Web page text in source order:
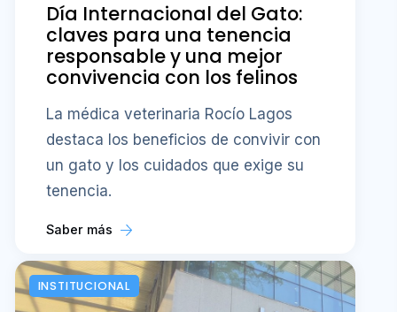
Día Internacional del Gato:
claves para una tenencia
responsable y una mejor
convivencia con los felinos
La médica veterinaria Rocío Lagos
destaca los beneficios de convivir con
un gato y los cuidados que exige su
tenencia.
Saber más
INSTITUCIONAL